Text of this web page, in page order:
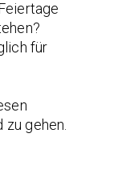
für
zu gehen.